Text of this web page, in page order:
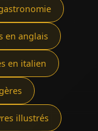
en anglais
en italien
illustrés